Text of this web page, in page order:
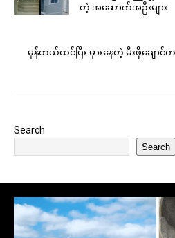
တဲ့ အဆောက်အဦးများ
မှန်တယ်ထင်ပြီး မှားနေတဲ့ မီးဖိုချောင်က
Search
Search